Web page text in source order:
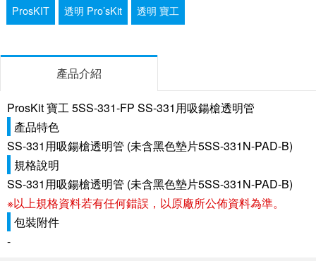
ProsKIT
透明 Pro’sKit 透明 寶工
產品介紹
ProsKit 寶工 5SS-331-FP SS-331用吸鍚槍透明管
產品特色
SS-331用吸鍚槍透明管 (未含黑色墊片5SS-331N-PAD-B)
規格說明
SS-331用吸鍚槍透明管 (未含黑色墊片5SS-331N-PAD-B)
※以上規格資料若有任何錯誤，以原廠所公佈資料為準。
包裝附件
-